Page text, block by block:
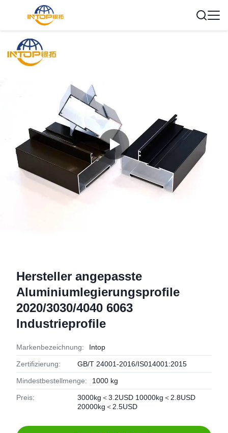
Hersteller angepasste
Aluminiumlegierungsprofile
2020/3030/4040 6063
Industrieprofile
Markenbezeichnung: Intop
Zertifizierung: GB/T 24001-2016/IS014001:2015
Mindestbestellmenge: 1000 kg
Preis:
3000kg＜3.2USD 10000kg＜2.8USD
20000kg＜2.5USD